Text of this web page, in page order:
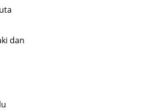
dan